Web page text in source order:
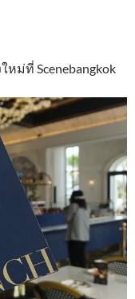
ม่ที่ Scenebangkok